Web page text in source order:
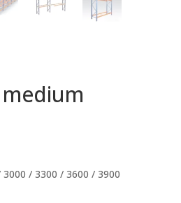
/ 3300 / 3600 / 3900